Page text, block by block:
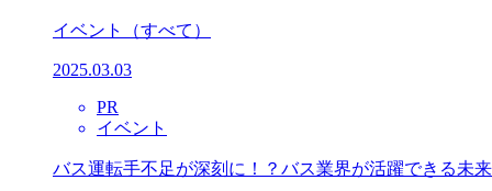
イベント （すべて）
2025.03.03
PR
イベント
バス運転手不足が深刻に！？バス業界が活躍できる未